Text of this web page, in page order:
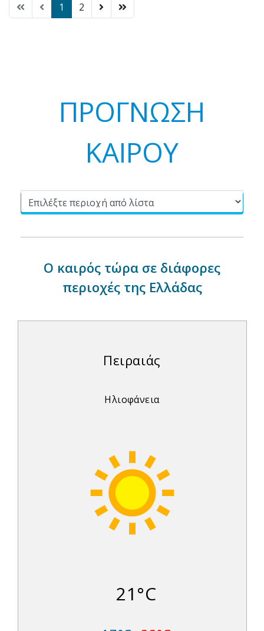
1
2
ΠΡΟΓΝΩΣΗ
ΚΑΙΡΟΥ
Ο καιρός τώρα σε διάφορες
περιοχές της Ελλάδας
Πειραιάς
Ηλιοφάνεια
21°C